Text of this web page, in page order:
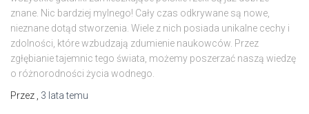
znane. Nic bardziej mylnego! Cały czas odkrywane są nowe,
nieznane dotąd stworzenia. Wiele z nich posiada unikalne cechy i
zdolności, które wzbudzają zdumienie naukowców. Przez
zgłębianie tajemnic tego świata, możemy poszerzać naszą wiedzę
o różnorodności życia wodnego.
Przez
3 latatemu